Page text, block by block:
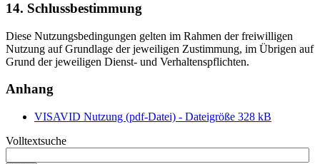
14. Schlussbestimmung
Diese Nutzungsbedingungen gelten im Rahmen der freiwilligen
Nutzung auf Grundlage der jeweiligen Zustimmung, im Übrigen auf
Grund der jeweiligen Dienst- und Verhaltenspflichten.
Anhang
VISAVID Nutzung (pdf-Datei) - Dateigröße 328 kB
Volltextsuche